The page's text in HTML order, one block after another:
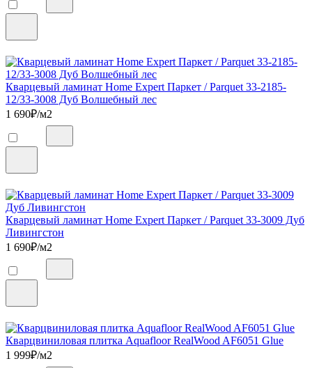
Кварцевый ламинат Home Expert Паркет / Parquet 33-2185-
12/33-3008 Дуб Волшебный лес
1 690₽/м2
Кварцевый ламинат Home Expert Паркет / Parquet 33-3009 Дуб
Ливингстон
1 690₽/м2
Кварцвиниловая плитка Aquafloor RealWood AF6051 Glue
1 999₽/м2